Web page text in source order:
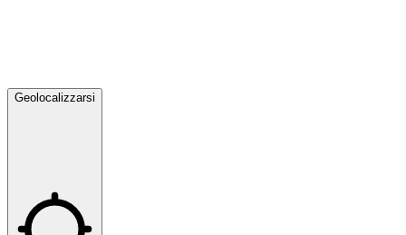
Geolocalizzarsi